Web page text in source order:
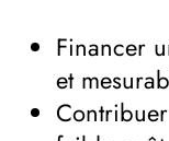
Financer
et